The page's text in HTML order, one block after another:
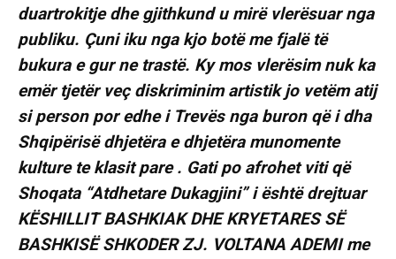
duartrokitje dhe gjithkund u mirë vlerësuar nga
publiku. Çuni iku nga kjo botë me fjalë të
bukura e gur ne trastë. Ky mos vlerësim nuk ka
emër tjetër veç diskriminim artistik jo vetëm atij
si person por edhe i Trevës nga buron që i dha
Shqipërisë dhjetëra e dhjetëra munomente
kulture te klasit pare . Gati po afrohet viti që
Shoqata “Atdhetare Dukagjini” i është drejtuar
KËSHILLIT BASHKIAK DHE KRYETARES SË
BASHKISË SHKODER ZJ. VOLTANA ADEMI me